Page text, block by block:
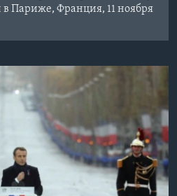
Париже, Франция, 11 ноября